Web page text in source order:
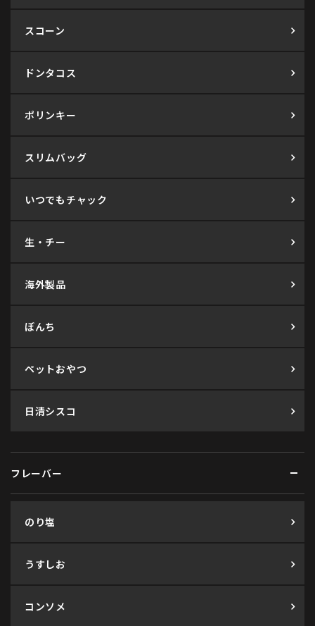
スコーン
ドンタコス
ポリンキー
スリムバッグ
いつでもチャック
生・チー
海外製品
ぼんち
ペットおやつ
日清シスコ
フレーバー
のり塩
うすしお
コンソメ